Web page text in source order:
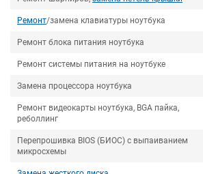
Ремонт/замена клавиатуры ноутбука
Ремонт блока питания ноутбука
Ремонт системы питания на ноутбуке
Замена процессора ноутбука
Ремонт видеокарты ноутбука, BGA пайка,
реболлинг
Перепрошивка BIOS (БИОС) с выпаиванием
микросхемы